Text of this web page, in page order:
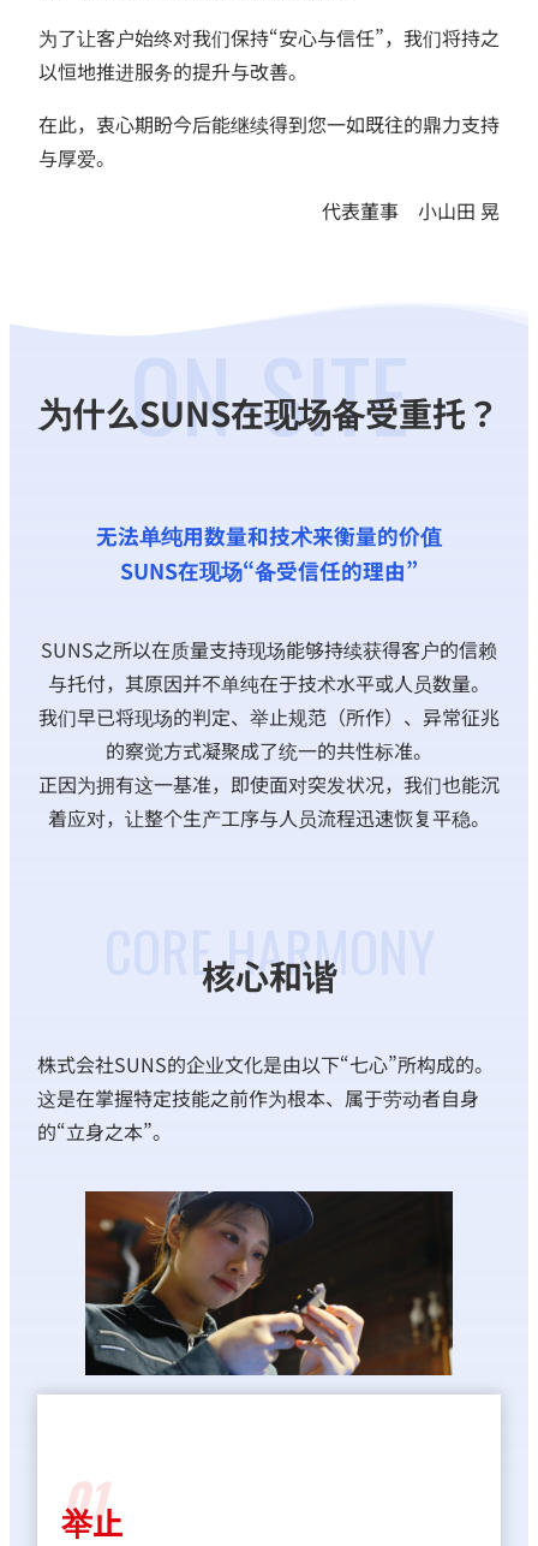
为了让客户始终对我们保持“安心与信任”，我们将持之
以恒地推进服务的提升与改善。
在此，衷心期盼今后能继续得到您一如既往的鼎力支持
与厚爱。
代表董事 小山田 晃
ON-SITE
为什么SUNS在现场备受重托？
无法单纯用数量和技术来衡量的价值
SUNS在现场“备受信任的理由”
SUNS之所以在质量支持现场能够持续获得客户的信赖
与托付，其原因并不单纯在于技术水平或人员数量。
我们早已将现场的判定、举止规范（所作）、异常征兆
的察觉方式凝聚成了统一的共性标准。
正因为拥有这一基准，即使面对突发状况，我们也能沉
着应对，让整个生产工序与人员流程迅速恢复平稳。
CORE HARMONY
核心和谐
株式会社SUNS的企业文化是由以下“七心”所构成的。
这是在掌握特定技能之前作为根本、属于劳动者自身
的“立身之本”。
01
举止